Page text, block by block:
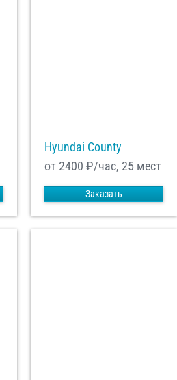
Hyundai County
от 2400 ₽/час, 25 мест
Заказать